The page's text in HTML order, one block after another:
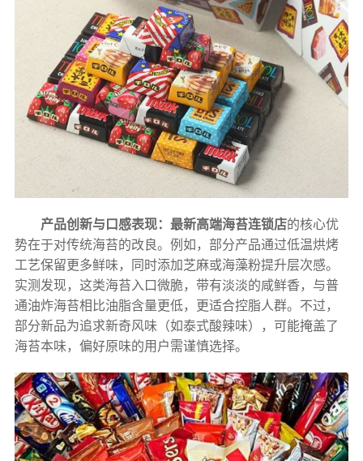
产品创新与口感表现： 最新高端海苔连锁店的核心优
势在于对传统海苔的改良。例如，部分产品通过低温烘烤
工艺保留更多鲜味，同时添加芝麻或海藻粉提升层次感。
实测发现，这类海苔入口微脆，带有淡淡的咸鲜香，与普
通油炸海苔相比油脂含量更低，更适合控脂人群。不过，
部分新品为追求新奇风味（如泰式酸辣味），可能掩盖了
海苔本味，偏好原味的用户需谨慎选择。